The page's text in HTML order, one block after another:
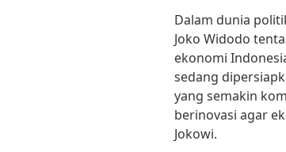
Dalam dunia
Joko Widodo
ekonomi
sedang
yang semakin
berinovasi agar
Jokowi.